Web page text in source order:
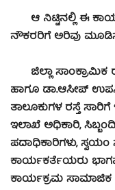
ಆ ನಿಟ್ಟಿನಲ್ಲಿ ಈ
ನೌಕರರಿಗೆ ಅರಿವು
ಜಿಲ್ಲಾ ಸಾಂಕ್ರಾಮಿಕ
ಹಾಗೂ ಡಾ.ಆಸೀಪ್
ತಾಲೂಕುಗಳ ರಸ್ತೆ
ಇಲಾಖೆ ಅಧಿಕಾರಿ,
ಪದಾಧಿಕಾರಿಗಳು,
ಕಾರ್ಯಕರ್ತೆಯರು
ಕಾರ್ಯಕ್ರಮ ಸಾಮಾಜಿಕ